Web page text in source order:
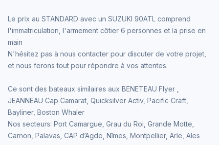
Le prix au STANDARD avec un SUZUKI 90ATL comprend
l'immatriculation, l'armement côtier 6 personnes et la prise en
main
N'hésitez pas à nous contacter pour discuter de votre projet,
et nous ferons tout pour répondre à vos attentes.
Ce sont des bateaux similaires aux BENETEAU Flyer ,
JEANNEAU Cap Camarat, Quicksilver Activ, Pacific Craft,
Bayliner, Boston Whaler
Nos secteurs: Port Camargue, Grau du Roi, Grande Motte,
Carnon, Palavas, CAP d’Agde, Nîmes, Montpellier, Arle, Ales